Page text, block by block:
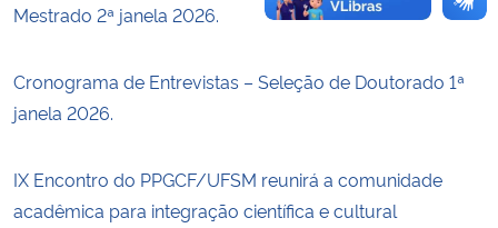
Mestrado 2ª janela 2026.
Cronograma de Entrevistas – Seleção de Doutorado 1ª
janela 2026.
IX Encontro do PPGCF/UFSM reunirá a comunidade
acadêmica para integração científica e cultural